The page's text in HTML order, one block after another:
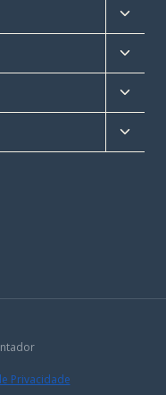
filho
menu
filho
menu
filho
menu
filho
menu
Privacidade